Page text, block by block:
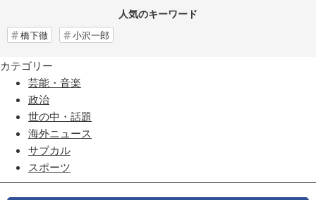
人気のキーワード
橋下徹 小沢一郎
カテゴリー
芸能・音楽
政治
世の中・話題
海外ニュース
サブカル
スポーツ